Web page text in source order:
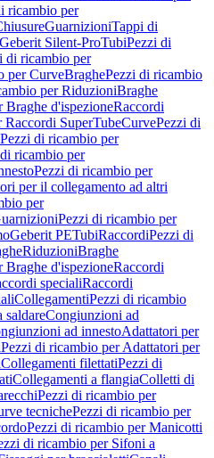
ricambio per
GuarnizioniTappi di
Geberit Silent-ProTubiPezzi di
di ricambio per
per CurveBraghePezzi di ricambio
per RiduzioniBraghe
Braghe d'ispezioneRaccordi
SuperTubeCurvePezzi di
Pezzi di ricambio per
ricambio per
Pezzi di ricambio per
per il collegamento ad altri
per
Pezzi di ricambio per
Geberit PETubiRaccordiPezzi di
RiduzioniBraghe
Braghe d'ispezioneRaccordi
specialiRaccordi
CollegamentiPezzi di ricambio
saldareCongiunzioni ad
ad innestoAdattatori per
Pezzi di ricambio per Adattatori per
Collegamenti filettatiPezzi di
Collegamenti a flangiaColletti di
Pezzi di ricambio per
tecnichePezzi di ricambio per
Pezzi di ricambio per Manicotti
di ricambio per Sifoni a